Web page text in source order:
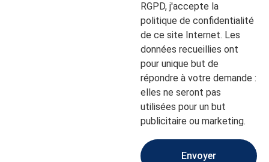
RGPD, j'accepte la
politique de confidentialité
de ce site Internet. Les
données recueillies ont
pour unique but de
répondre à votre demande :
elles ne seront pas
utilisées pour un but
publicitaire ou marketing.
Envoyer